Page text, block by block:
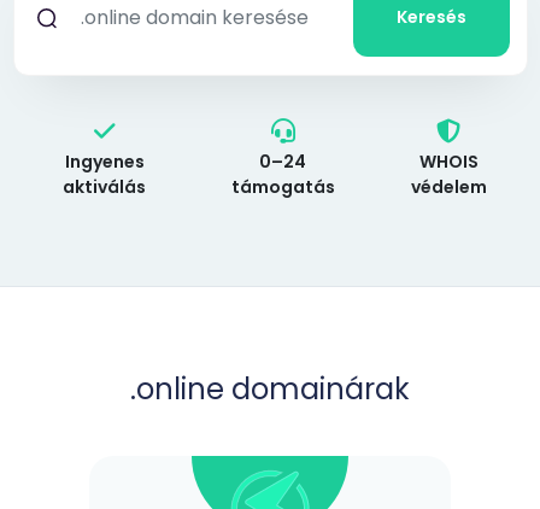
Keresés
Ingyenes
aktiválás
0–24
támogatás
WHOIS
védelem
.online domainárak